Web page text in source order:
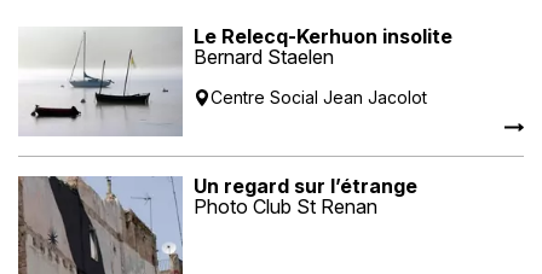
Le Relecq-Kerhuon insolite
Bernard Staelen
Centre Social Jean Jacolot
Un regard sur l’étrange
Photo Club St Renan